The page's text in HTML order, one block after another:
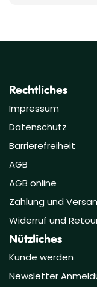
Rechtliches
Impressum
Datenschutz
Barrierefreiheit
AGB
AGB online
Zahlung und
Widerruf und
Nützliches
Kunde werden
Newsletter